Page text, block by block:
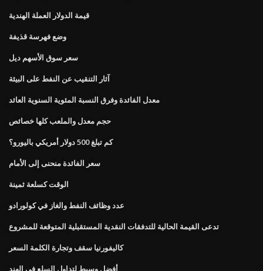
قيمة الدولار العملة الهندية
وضع فهرسة قذيفة
سعر سوق الأسهم ديل
آثار التنقيب عن النفط على البيئة
معدل الفائدة وفرق النسبة المئوية السنوية العائد
حجم معدل والملعب كلها خصائص
كم تبلغ 500 دولار أمريكي باليورو؟
سعر الفائدة منحنى إلى الأمام
الوقت كسلعة ثمينة
عدد وظائف النفط والغاز في كولورادو
تدعى القيمة الحالية للتدفقات النقدية المستقبلية المتوقعة للمشروع
كاليفورنيا سقف وتجارة الكلمة السعر
أفضل وسيط لتداول السلع في الهند